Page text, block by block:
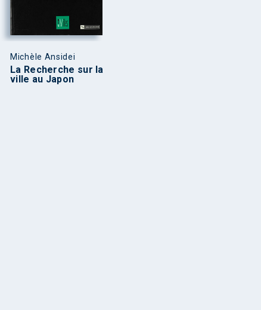
Michèle Ansidei
La Recherche sur la
ville au Japon